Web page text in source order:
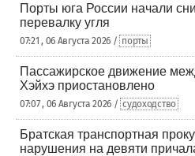
Порты юга России начали
перевалку угля
07:21 , 06 Августа 2026 / порты
Пассажирское движение
Хэйхэ приостановлено
07:07 , 06 Августа 2026 / судоходство
Братская транспортная
нарушения на девяти